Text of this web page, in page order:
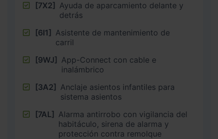
[7X2] Ayuda de aparcamiento delante y
detrás
[6I1] Asistente de mantenimiento de
carril
[9WJ] App-Connect con cable e
inalámbrico
[3A2] Anclaje asientos infantiles para
sistema asientos
[7AL] Alarma antirrobo con vigilancia del
habitáculo, sirena de alarma y
protección contra remolque